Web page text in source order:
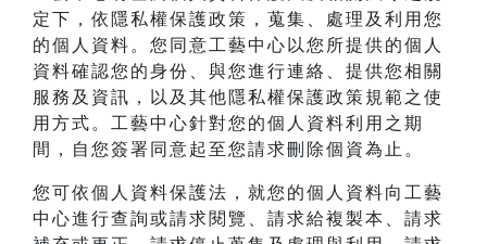
定下，依隱私權保護政策，蒐集、處理及利用您
的個人資料。您同意工藝中心以您所提供的個人
資料確認您的身份、與您進行連絡、提供您相關
服務及資訊，以及其他隱私權保護政策規範之使
用方式。工藝中心針對您的個人資料利用之期
間，自您簽署同意起至您請求刪除個資為止。
您可依個人資料保護法，就您的個人資料向工藝
中心進行查詢或請求閱覽、請求給複製本、請求